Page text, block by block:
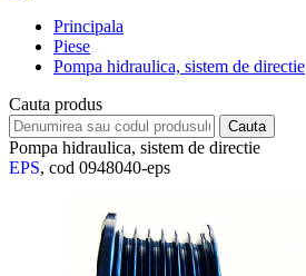
Principala
Piese
Pompa hidraulica, sistem de directie
Cauta produs
Pompa hidraulica, sistem de directie
EPS, cod 0948040-eps